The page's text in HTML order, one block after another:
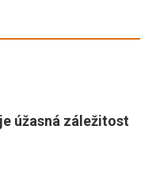
úžasná záležitost